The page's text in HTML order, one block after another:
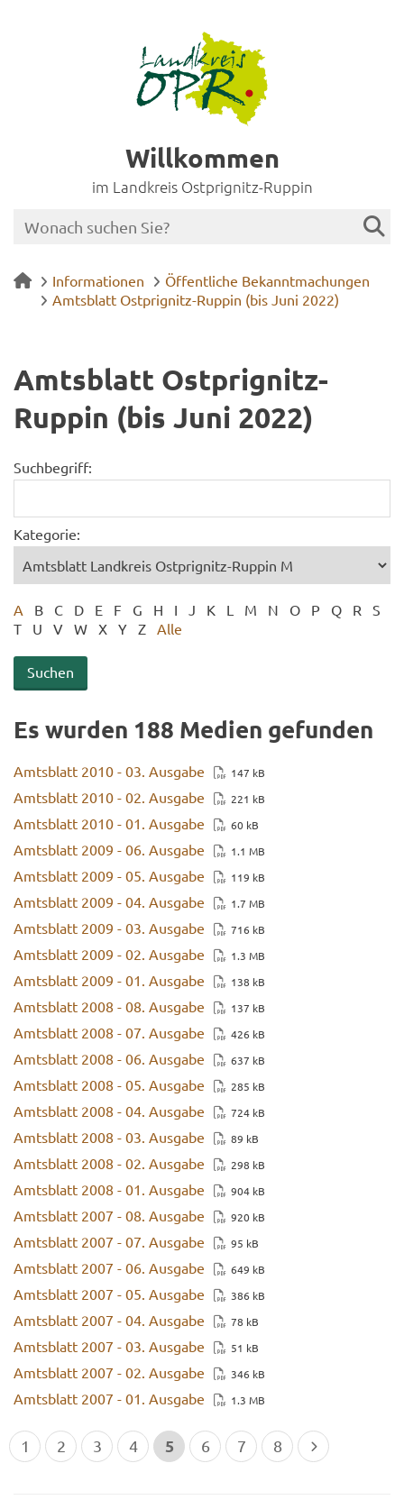
Willkommen
im Landkreis Ostprignitz-Ruppin
Informationen
Öffentliche Bekanntmachungen
Amtsblatt Ostprignitz-Ruppin (bis Juni 2022)
Amts­blatt Ostprignitz-​
Ruppin (bis Juni 2022)
Suchbegriff:
Kategorie:
A B C D E F G H I J K L M N O P Q R
S
T
U V W X Y Z Alle
Es wur­den 188 Me­di­en ge­fun­den
Amts­blatt 2010 - 03. Aus­ga­be 147 kB
Amts­blatt 2010 - 02. Aus­ga­be 221 kB
Amts­blatt 2010 - 01. Aus­ga­be 60 kB
Amts­blatt 2009 - 06. Aus­ga­be 1.1 MB
Amts­blatt 2009 - 05. Aus­ga­be 119 kB
Amts­blatt 2009 - 04. Aus­ga­be 1.7 MB
Amts­blatt 2009 - 03. Aus­ga­be 716 kB
Amts­blatt 2009 - 02. Aus­ga­be 1.3 MB
Amts­blatt 2009 - 01. Aus­ga­be 138 kB
Amts­blatt 2008 - 08. Aus­ga­be 137 kB
Amts­blatt 2008 - 07. Aus­ga­be 426 kB
Amts­blatt 2008 - 06. Aus­ga­be 637 kB
Amts­blatt 2008 - 05. Aus­ga­be 285 kB
Amts­blatt 2008 - 04. Aus­ga­be 724 kB
Amts­blatt 2008 - 03. Aus­ga­be 89 kB
Amts­blatt 2008 - 02. Aus­ga­be 298 kB
Amts­blatt 2008 - 01. Aus­ga­be 904 kB
Amts­blatt 2007 - 08. Aus­ga­be 920 kB
Amts­blatt 2007 - 07. Aus­ga­be 95 kB
Amts­blatt 2007 - 06. Aus­ga­be 649 kB
Amts­blatt 2007 - 05. Aus­ga­be 386 kB
Amts­blatt 2007 - 04. Aus­ga­be 78 kB
Amts­blatt 2007 - 03. Aus­ga­be 51 kB
Amts­blatt 2007 - 02. Aus­ga­be 346 kB
Amts­blatt 2007 - 01. Aus­ga­be 1.3 MB
1 2 3 4 5 6 7 8